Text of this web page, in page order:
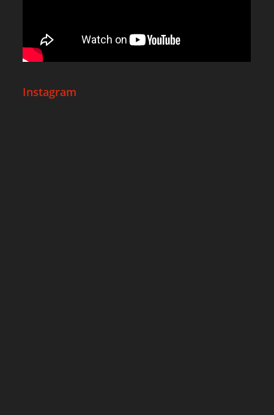
Instagram